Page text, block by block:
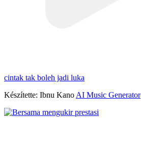
cintak tak boleh jadi luka
Készítette: Ibnu Kano AI Music Generator